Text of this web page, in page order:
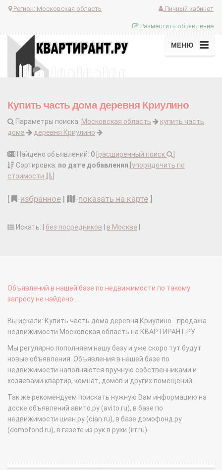
Регион: Московская область Личный кабинет
Разместить объявление
МЕНЮ
Купить часть дома деревня Криулино
Параметры поиска: Московская область
купить часть
дома
деревня Криулино
Найдено объявлений: 0 расширенный поиск
Сортировка: по дате добавления упорядочить по
стоимости
-избранное | -показать на карте
Искать: | без посредников в Москве
Объявлений в нашей базе по недвижимости по такому
запросу не найдено...
Вы искали: Купить часть дома деревня Криулино - продажа
недвижимости Московская область на КВАРТИРАНТ.РУ
Мы регулярно пополняем нашу базу и уже скоро тут будут
новые объявления. Объявления в нашей базе по
недвижимости наполняются вручную собственниками и
хозяевами квартир, комнат, домов и других помещений.
Так же рекомендуем поискать нужную Вам информацию на
доске объявлений авито.ру (avito.ru), в базе по
недвижимости циан.ру (cian.ru), в базе домофонд.ру
(domofond.ru), в газете из рук в руки (irr.ru).